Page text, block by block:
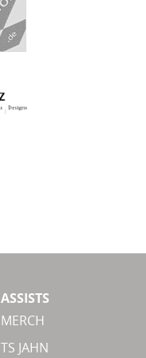
ASSISTS
MERCH
TS JAHN